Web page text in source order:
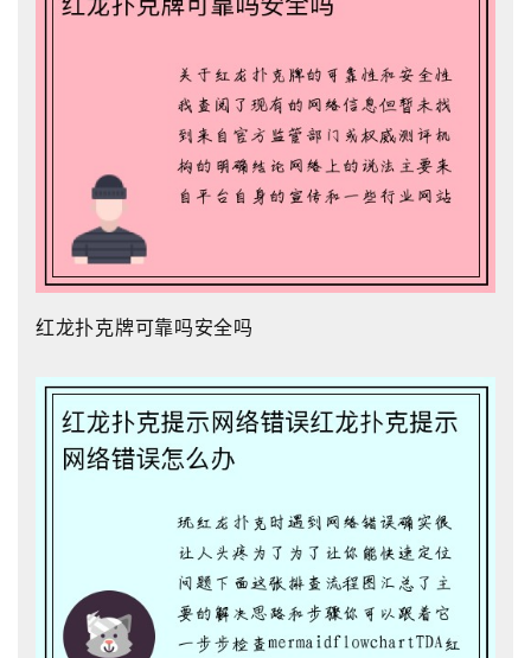
红龙扑克牌可靠吗安全吗